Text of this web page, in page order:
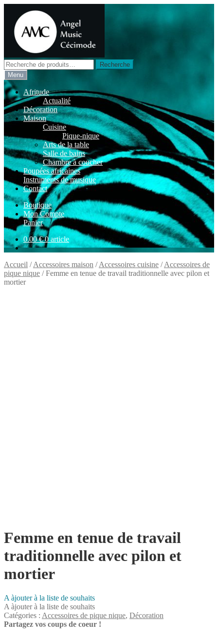
navigation
contenu
Recherche
pour :
Recherche
Menu
Afritude
Actualité
Décoration
Maison
Cuisine
Pique-nique
Arts de la table
Salle de bains
Chambre à coucher
Poupées africaines
Instruments de musique
Contact
Boutique
Mon Compte
Panier
0.00€ 0 article
Accueil /Accessoires maison /Accessoires cuisine /Accessoires de
pique nique /Femme en tenue de travail traditionnelle avec pilon et
mortier
Femme en tenue de travail
traditionnelle avec pilon et
mortier
A àjouter à la liste de souhaits
A àjouter à la liste de souhaits
Catégories : Accessoires de pique nique, Décoration
Partagez vos coups de coeur !